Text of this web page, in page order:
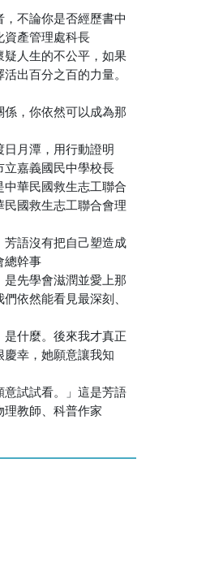
不論你是否經歷書中
產管理處科長
人生的不公平，如果
出百分之百的力量。
，你依然可以成為那
月潭，用行動證明
嘉義國民中學校長
華民國救生志工聯合
國救生志工聯合會理
語沒有把自己塑造成
總幹事
先學會滋潤並愛上那
依然能看見最深刻、
什麼。後來我才真正
幸，她願意讓我知
試試看。」這是芳語
教師、科普作家